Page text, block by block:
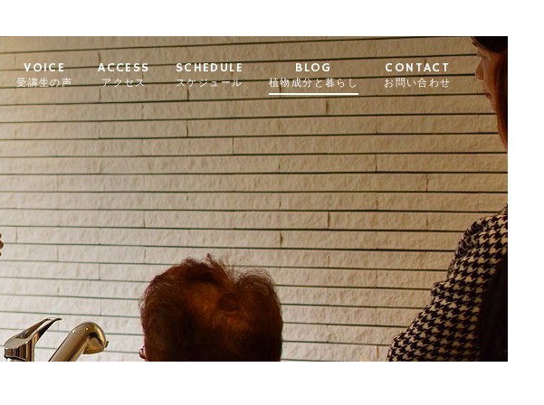
VOICE
受講生の声
ACCESS
アクセス
SCHEDULE
スケジュール
BLOG
植物成分と暮らし
CONTACT
お問い合わせ